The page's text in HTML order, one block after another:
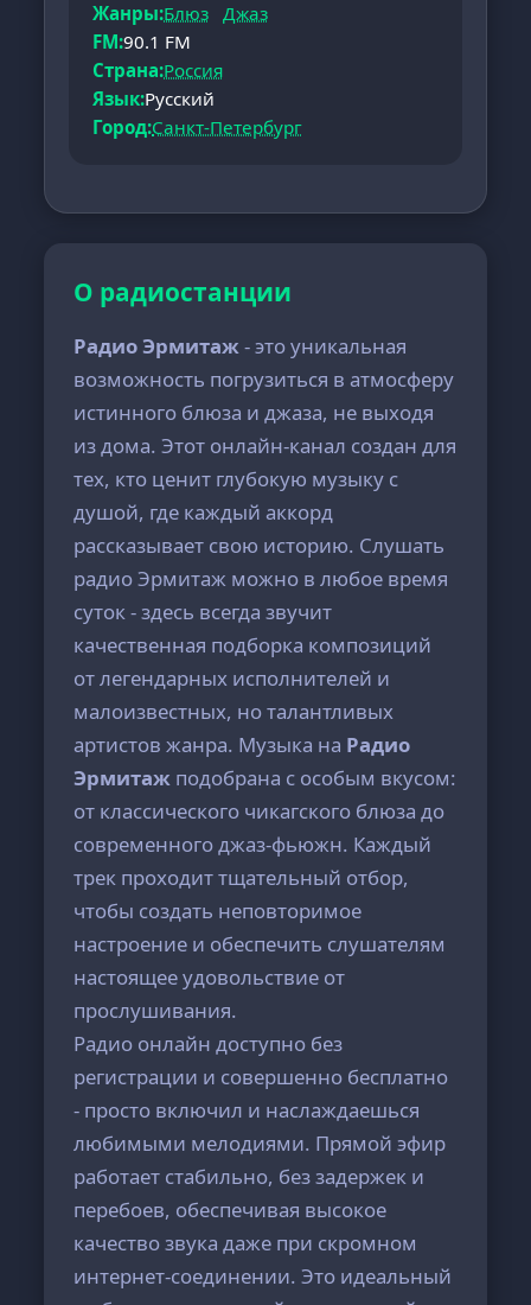
Жанры:Блюз
Джаз
FM:90.1 FM
Страна:Россия
Язык:Русский
Город:Санкт-Петербург
О радиостанции
Радио Эрмитаж- это уникальная
возможность погрузиться в атмосферу
истинного блюза и джаза, не выходя
из дома. Этот онлайн-канал создан для
тех, кто ценит глубокую музыку с
душой, где каждый аккорд
рассказывает свою историю. Слушать
радио Эрмитаж можно в любое время
суток - здесь всегда звучит
качественная подборка композиций
от легендарных исполнителей и
малоизвестных, но талантливых
артистов жанра. Музыка на Радио
Эрмитаж подобрана с особым вкусом:
от классического чикагского блюза до
современного джаз-фьюжн. Каждый
трек проходит тщательный отбор,
чтобы создать неповторимое
настроение и обеспечить слушателям
настоящее удовольствие от
прослушивания.
Радио онлайн доступно без
регистрации и совершенно бесплатно
- просто включил и наслаждаешься
любимыми мелодиями. Прямой эфир
работает стабильно, без задержек и
перебоев, обеспечивая высокое
качество звука даже при скромном
интернет-соединении. Это идеальный